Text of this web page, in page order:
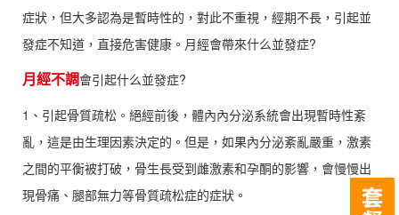
症狀，但大多認為是暫時性的，對此不重視，經期不長，引起並
發症不知道，直接危害健康。月經會帶來什么並發症?
月經不調會引起什么並發症?
1、引起骨質疏松。絕經前後，體內內分泌系統會出現暫時性紊
亂，這是由生理因素決定的。但是，如果內分泌紊亂嚴重，激素
之間的平衡被打破，骨生長受到雌激素和孕酮的影響，會慢慢出
現骨痛、腿部無力等骨質疏松症的症狀。